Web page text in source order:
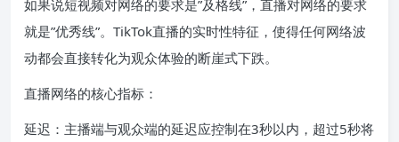
如果说短视频对网络的要求是”及格线”，直播对网络的要求
就是”优秀线”。TikTok直播的实时性特征，使得任何网络波
动都会直接转化为观众体验的断崖式下跌。
直播网络的核心指标：
延迟：主播端与观众端的延迟应控制在3秒以内，超过5秒将